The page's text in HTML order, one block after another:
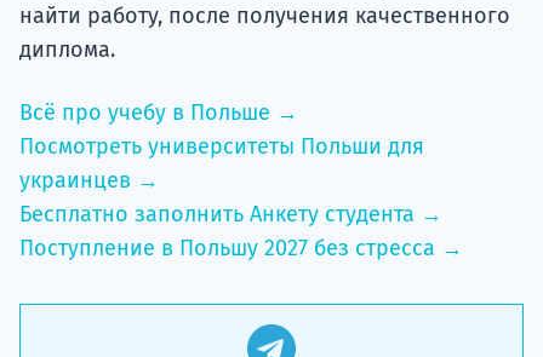
найти работу, после получения качественного
диплома.
Всё про учебу в Польше →
Посмотреть университеты Польши для
украинцев →
Бесплатно заполнить Анкету студента →
Поступление в Польшу 2027 без стресса →